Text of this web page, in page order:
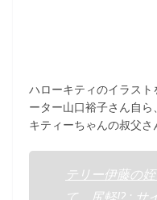
ハローキティのイラス
ーター山口裕子さん自ら
キティーちゃんの叔父さ
テリー伊藤の